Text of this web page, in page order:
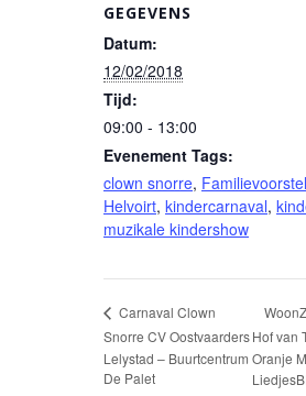
GEGEVENS
Datum:
12/02/2018
Tijd:
09:00 - 13:00
Evenement Tags:
clown snorre,
Helvoirt, kindercarnaval,
muzikale kindershow
Carnaval Clown
Snorre CV Oostvaarders
Lelystad – Buurtcentrum
De Palet
Hof van
Oranje